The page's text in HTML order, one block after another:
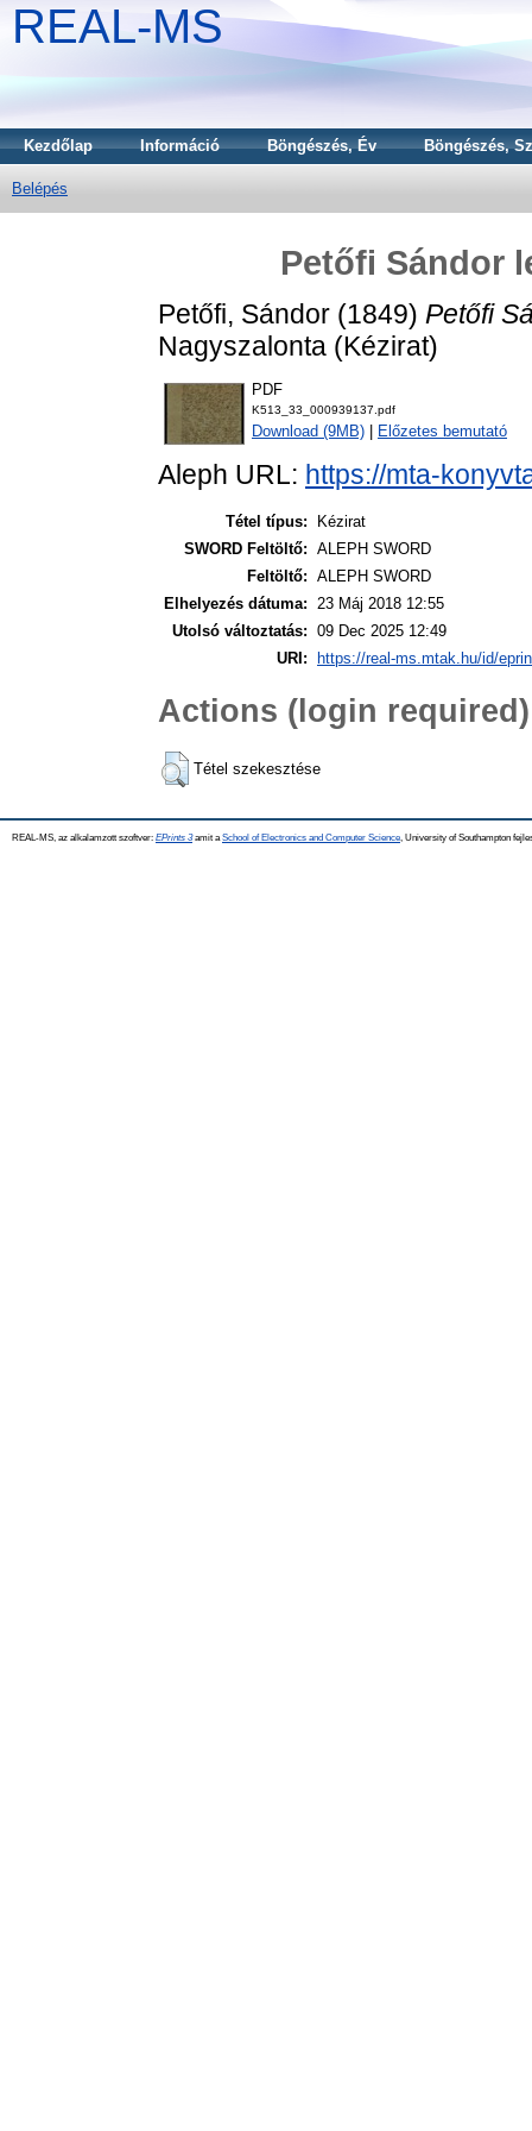
REAL-MS
Kezdőlap Információ Böngészés, Év Böngészés,
Belépés
Petőfi Sándor
Petőfi, Sándor (1849) Petőfi
Nagyszalonta (Kézirat)
PDF
K513_33_000939137.pdf
Download (9MB) Előzetes bemutató
Aleph URL: https://mta-
Tétel típus:
Kézirat
SWORD Feltöltő: ALEPH SWORD
Feltöltő: ALEPH SWORD
Elhelyezés dátuma: 23 Máj 2018 12:55
Utolsó változtatás: 09 Dec 2025 12:49
URI:
https://real-ms.mtak.hu/id/
Actions (login required)
Tétel szekesztése
REAL-MS, az alkalamzott szoftver: EPrints 3amit a School of Electronics and Computer Science , University of Southampton